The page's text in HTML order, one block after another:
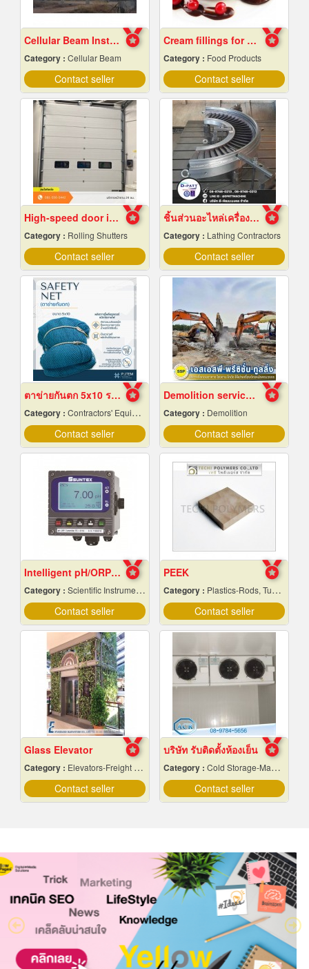
Cellular Beam Installation
Category : Cellular Beam
Contact seller
Cream fillings for bread
Category : Food Products
Contact seller
High-speed door installation contractor
Category : Rolling Shutters
Contact seller
ชิ้นส่วนอะไหล่เครื่องจักรกล
Category : Lathing Contractors
Contact seller
ตาข่ายกันตก 5x10 ราคาถูก
Category : Contractors' Equipment & Supplies-Renting
Contact seller
Demolition services in Samut Prakan
Category : Demolition
Contact seller
Intelligent pH/ORP Transmitter PC-3110 Series
Category : Scientific Instruments
Contact seller
PEEK
Category : Plastics-Rods, Tubes, Sheets, Etc, Supply Centers
Contact seller
Glass Elevator
Category : Elevators-Freight & Passenger
Contact seller
บริษัท รับติดตั้งห้องเย็น
Category : Cold Storage-Manufacturers & Installation Designer
Contact seller